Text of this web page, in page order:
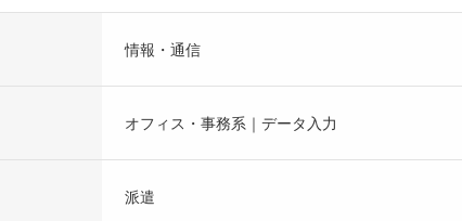
情報・通信
オフィス・事務系｜データ入力
派遣